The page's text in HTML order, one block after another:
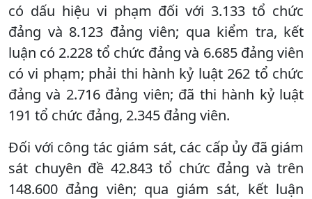
có dấu hiệu vi phạm đối với 3.133 tổ chức
đảng và 8.123 đảng viên; qua kiểm tra, kết
luận có 2.228 tổ chức đảng và 6.685 đảng viên
có vi phạm; phải thi hành kỷ luật 262 tổ chức
đảng và 2.716 đảng viên; đã thi hành kỷ luật
191 tổ chức đảng, 2.345 đảng viên.
Đối với công tác giám sát, các cấp ủy đã giám
sát chuyên đề 42.843 tổ chức đảng và trên
148.600 đảng viên; qua giám sát, kết luận